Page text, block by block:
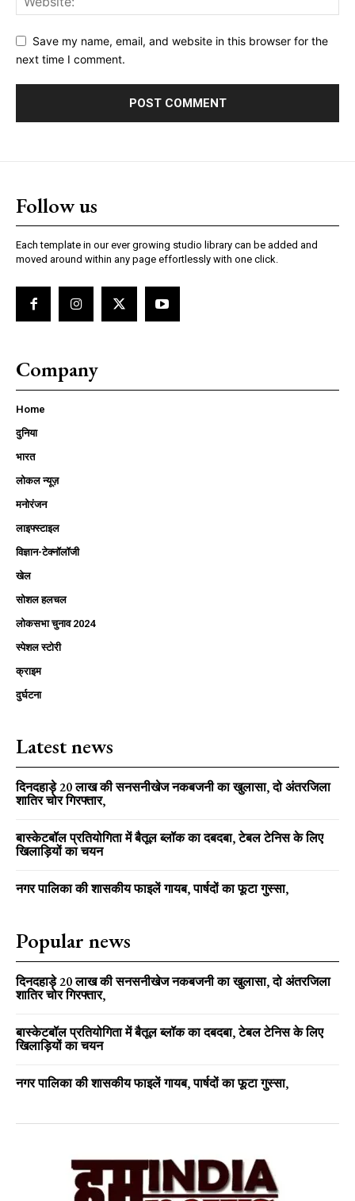
Save my name, email, and website in this browser for the
next time I comment.
Follow us
Each template in our ever growing studio library can be added and
moved around within any page effortlessly with one click.
Company
Home
दुनिया
भारत
लोकल न्यूज़
मनोरंजन
लाइफ्स्टाइल
विज्ञान-टेक्नॉलॉजी
खेल
सोशल हलचल
लोकसभा चुनाव 2024
स्पेशल स्टोरी
क्राइम
दुर्घटना
Latest news
दिनदहाड़े 20 लाख की सनसनीखेज नकबजनी का खुलासा, दो अंतरजिला
शातिर चोर गिरफ्तार,
बास्केटबॉल प्रतियोगिता में बैतूल ब्लॉक का दबदबा, टेबल टेनिस के लिए
खिलाड़ियों का चयन
नगर पालिका की शासकीय फाइलें गायब, पार्षदों का फूटा गुस्सा,
Popular news
दिनदहाड़े 20 लाख की सनसनीखेज नकबजनी का खुलासा, दो अंतरजिला
शातिर चोर गिरफ्तार,
बास्केटबॉल प्रतियोगिता में बैतूल ब्लॉक का दबदबा, टेबल टेनिस के लिए
खिलाड़ियों का चयन
नगर पालिका की शासकीय फाइलें गायब, पार्षदों का फूटा गुस्सा,